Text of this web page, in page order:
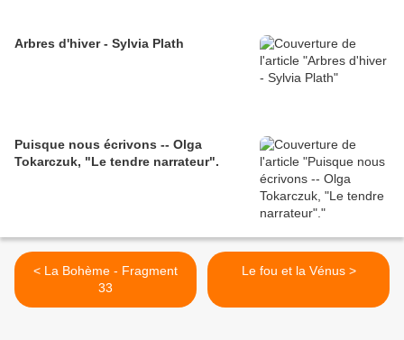
Arbres d'hiver - Sylvia Plath
Puisque nous écrivons -- Olga
Tokarczuk, "Le tendre narrateur".
< La Bohème - Fragment
33
Le fou et la Vénus >